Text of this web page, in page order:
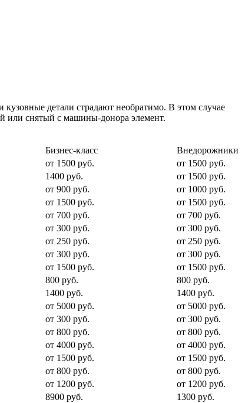
детали страдают необратимо. В этом случае
или снятый с машины-донора элемент.
Бизнес-класс
Внедорожники
от 1500 руб.
от 1500 руб.
1400 руб.
от 1500 руб.
от 900 руб.
от 1000 руб.
от 1500 руб.
от 1500 руб.
от 700 руб.
от 700 руб.
от 300 руб.
от 300 руб.
от 250 руб.
от 250 руб.
от 300 руб.
от 300 руб.
от 1500 руб.
от 1500 руб.
800 руб.
800 руб.
1400 руб.
1400 руб.
от 5000 руб.
от 5000 руб.
от 300 руб.
от 300 руб.
от 800 руб.
от 800 руб.
от 4000 руб.
от 4000 руб.
от 1500 руб.
от 1500 руб.
от 800 руб.
от 800 руб.
от 1200 руб.
от 1200 руб.
8900 руб.
1300 руб.